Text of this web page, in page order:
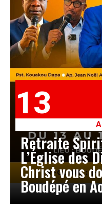
13
Retraite
L’Église des
Christ vous
Boudépé en